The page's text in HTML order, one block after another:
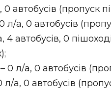
0 автобусів (пропуск
л/а, 0 автобусів
4 автобусів, 0
0 л/а, 0 автобусів
л/а, 0 автобусів